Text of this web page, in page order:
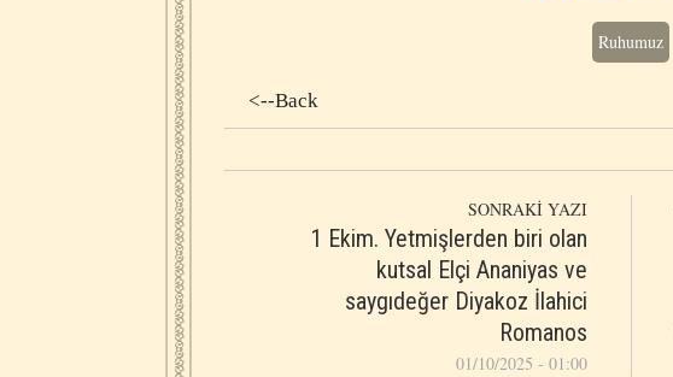
Ruhumuz
<--Back
SONRAKİ YAZI
1 Ekim. Yetmişlerden biri olan
kutsal Elçi Ananiyas ve
saygıdeğer Diyakoz İlahici
Romanos
01/10/2025 - 01:00